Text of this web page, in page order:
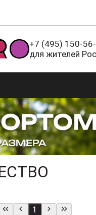
+7 (495) 150-
для жителей
1